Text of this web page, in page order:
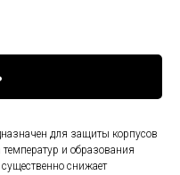
для защиты корпусов
температур и образования
снижает